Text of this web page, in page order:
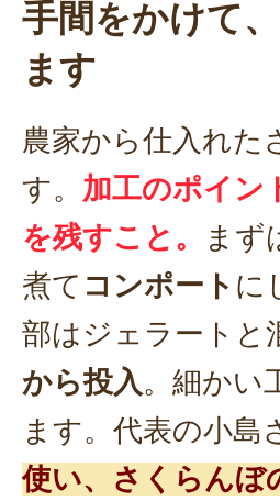
手間をかけて
ます
農家から仕入れた
す。 加工のポイン
を残すこと。
まず
煮て コンポート に
部はジェラートと
から投入 。細かい
ます。代表の小島
使い、さくらんぼ